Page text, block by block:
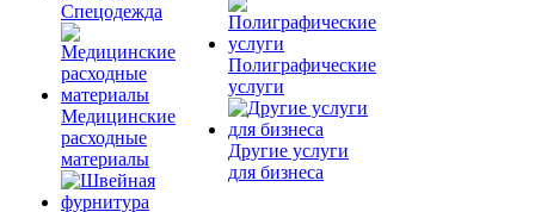
Спецодежда
Медицинские
расходные
материалы
Полиграфические
услуги
Другие услуги
для бизнеса